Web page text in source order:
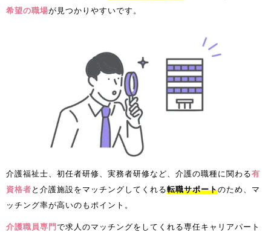
希望の職場が見つかりやすいです。
介護福祉士、初任者研修、実務者研修など、介護の職種に関わる有
資格者と介護施設をマッチングしてくれる転職サポートのため、マ
ッチング率が高いのもポイント。
介護職員専門で求人のマッチングをしてくれる専任キャリアパート